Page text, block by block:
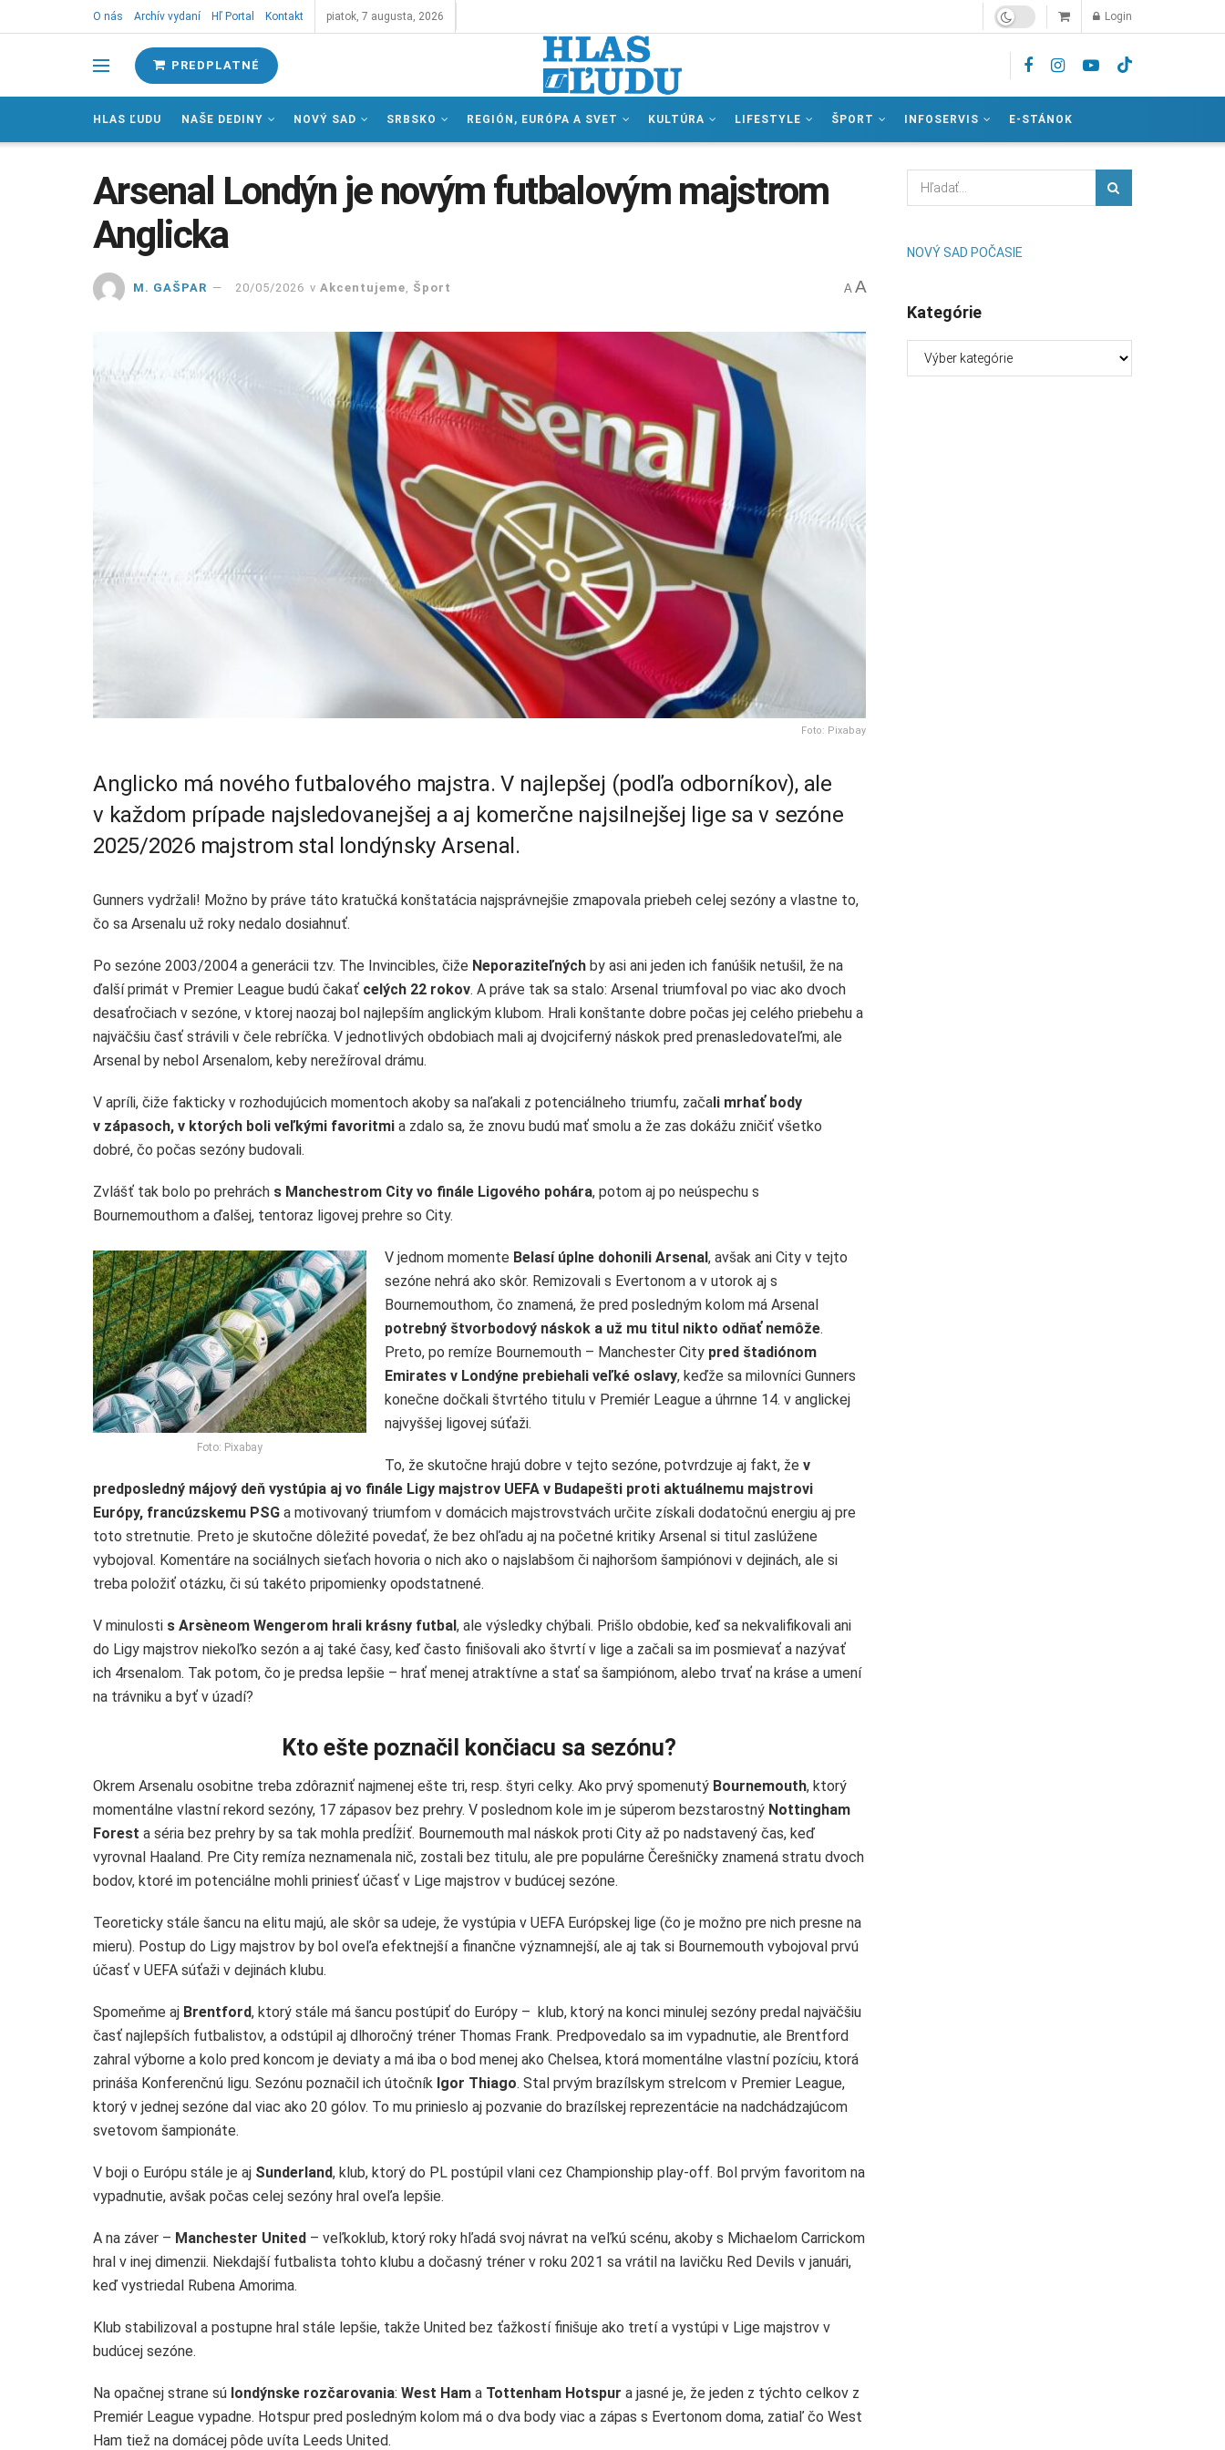
O nás Archív vydaní Hľ Portal Kontakt piatok, 7 augusta, 2026 Login
PREDPLATNÉ
HLAS ĽUDU NAŠE DEDINY NOVÝ SAD SRBSKO REGIÓN, EURÓPA A SVET KULTÚRA LIFESTYLE ŠPORT INFOSERVIS E-STÁNOK
Arsenal Londýn je novým futbalovým majstrom
Anglicka
M. GAŠPAR 20/05/2026 v Akcentujeme Šport A A
Foto: Pixabay
Anglicko má nového futbalového majstra. V najlepšej (podľa odborníkov), ale
v každom prípade najsledovanejšej a aj komerčne najsilnejšej lige sa v sezóne
2025/2026 majstrom stal londýnsky Arsenal.
Gunners vydržali! Možno by práve táto kratučká konštatácia najsprávnejšie zmapovala priebeh celej sezóny a vlastne to,
čo sa Arsenalu už roky nedalo dosiahnuť.
Po sezóne 2003/2004 a generácii tzv. The Invincibles, čiže Neporaziteľných by asi ani jeden ich fanúšik netušil, že na
ďalší primát v Premier League budú čakať celých 22 rokov. A práve tak sa stalo: Arsenal triumfoval po viac ako dvoch
desaťročiach v sezóne, v ktorej naozaj bol najlepším anglickým klubom. Hrali konštante dobre počas jej celého priebehu a
najväčšiu časť strávili v čele rebríčka. V jednotlivých obdobiach mali aj dvojciferný náskok pred prenasledovateľmi, ale
Arsenal by nebol Arsenalom, keby nerežíroval drámu.
V apríli, čiže fakticky v rozhodujúcich momentoch akoby sa naľakali z potenciálneho triumfu, začali mrhať body
v zápasoch, v ktorých boli veľkými favoritmi a zdalo sa, že znovu budú mať smolu a že zas dokážu zničiť všetko
dobré, čo počas sezóny budovali.
Zvlášť tak bolo po prehrách s Manchestrom City vo finále Ligového pohára, potom aj po neúspechu s
Bournemouthom a ďalšej, tentoraz ligovej prehre so City.
Foto: Pixabay
V jednom momente Belasí úplne dohonili Arsenal, avšak ani City v tejto
sezóne nehrá ako skôr. Remizovali s Evertonom a v utorok aj s
Bournemouthom, čo znamená, že pred posledným kolom má Arsenal
potrebný štvorbodový náskok a už mu titul nikto odňať nemôže.
Preto, po remíze Bournemouth – Manchester City pred štadiónom
Emirates v Londýne prebiehali veľké oslavy, keďže sa milovníci Gunners
konečne dočkali štvrtého titulu v Premiér League a úhrnne 14. v anglickej
najvyššej ligovej súťaži.
To, že skutočne hrajú dobre v tejto sezóne, potvrdzuje aj fakt, že v
predposledný májový deň vystúpia aj vo finále Ligy majstrov UEFA v Budapešti proti aktuálnemu majstrovi
Európy, francúzskemu PSG a motivovaný triumfom v domácich majstrovstvách určite získali dodatočnú energiu aj pre
toto stretnutie. Preto je skutočne dôležité povedať, že bez ohľadu aj na početné kritiky Arsenal si titul zaslúžene
vybojoval. Komentáre na sociálnych sieťach hovoria o nich ako o najslabšom či najhoršom šampiónovi v dejinách, ale si
treba položiť otázku, či sú takéto pripomienky opodstatnené.
V minulosti s Arsèneom Wengerom hrali krásny futbal, ale výsledky chýbali. Prišlo obdobie, keď sa nekvalifikovali ani
do Ligy majstrov niekoľko sezón a aj také časy, keď často finišovali ako štvrtí v lige a začali sa im posmievať a nazývať
ich 4rsenalom. Tak potom, čo je predsa lepšie – hrať menej atraktívne a stať sa šampiónom, alebo trvať na kráse a umení
na trávniku a byť v úzadí?
Kto ešte poznačil končiacu sa sezónu?
Okrem Arsenalu osobitne treba zdôrazniť najmenej ešte tri, resp. štyri celky. Ako prvý spomenutý Bournemouth, ktorý
momentálne vlastní rekord sezóny, 17 zápasov bez prehry. V poslednom kole im je súperom bezstarostný Nottingham
Forest a séria bez prehry by sa tak mohla predĺžiť. Bournemouth mal náskok proti City až po nadstavený čas, keď
vyrovnal Haaland. Pre City remíza neznamenala nič, zostali bez titulu, ale pre populárne Čerešničky znamená stratu dvoch
bodov, ktoré im potenciálne mohli priniesť účasť v Lige majstrov v budúcej sezóne.
Teoreticky stále šancu na elitu majú, ale skôr sa udeje, že vystúpia v UEFA Európskej lige (čo je možno pre nich presne na
mieru). Postup do Ligy majstrov by bol oveľa efektnejší a finančne významnejší, ale aj tak si Bournemouth vybojoval prvú
účasť v UEFA súťaži v dejinách klubu.
Spomeňme aj Brentford, ktorý stále má šancu postúpiť do Európy – klub, ktorý na konci minulej sezóny predal najväčšiu
časť najlepších futbalistov, a odstúpil aj dlhoročný tréner Thomas Frank. Predpovedalo sa im vypadnutie, ale Brentford
zahral výborne a kolo pred koncom je deviaty a má iba o bod menej ako Chelsea, ktorá momentálne vlastní pozíciu, ktorá
prináša Konferenčnú ligu. Sezónu poznačil ich útočník Igor Thiago. Stal prvým brazílskym strelcom v Premier League,
ktorý v jednej sezóne dal viac ako 20 gólov. To mu prinieslo aj pozvanie do brazílskej reprezentácie na nadchádzajúcom
svetovom šampionáte.
V boji o Európu stále je aj Sunderland, klub, ktorý do PL postúpil vlani cez Championship play-off. Bol prvým favoritom na
vypadnutie, avšak počas celej sezóny hral oveľa lepšie.
A na záver – Manchester United – veľkoklub, ktorý roky hľadá svoj návrat na veľkú scénu, akoby s Michaelom Carrickom
hral v inej dimenzii. Niekdajší futbalista tohto klubu a dočasný tréner v roku 2021 sa vrátil na lavičku Red Devils v januári,
keď vystriedal Rubena Amorima.
Klub stabilizoval a postupne hral stále lepšie, takže United bez ťažkostí finišuje ako tretí a vystúpi v Lige majstrov v
budúcej sezóne.
Na opačnej strane sú londýnske rozčarovania: West Ham a Tottenham Hotspur a jasné je, že jeden z týchto celkov z
Premiér League vypadne. Hotspur pred posledným kolom má o dva body viac a zápas s Evertonom doma, zatiaľ čo West
Ham tiež na domácej pôde uvíta Leeds United.
NOVÝ SAD POČASIE
Kategórie